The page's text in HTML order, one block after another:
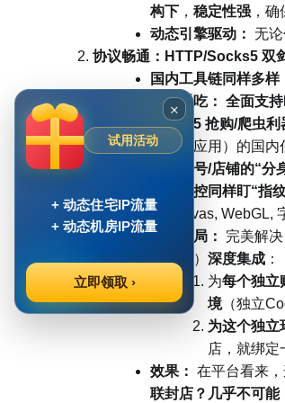
构下 ， 稳定性强 ，
动态引擎驱动： 无
协议畅通：HTTP/Socks5 双
国内工具链同样多样
穿云通吃： 全面支
Socks5 抢购/爬虫利
（某些应用）的国内
指纹隔离：多账号/店铺的“分
国内风控同样盯“指
（Canvas, WebGL,
穿云破局：
完美解决
卫士等） 深度集成 ：
为每个独立
境（独立
为这个独立
店，就绑定
效果： 在平台看来
联封店？几乎不可能
×
试用活动
+ 动态住宅IP流量
+ 动态机房IP流量
立即领取 ›